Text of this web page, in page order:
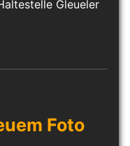
Gleueler
Foto